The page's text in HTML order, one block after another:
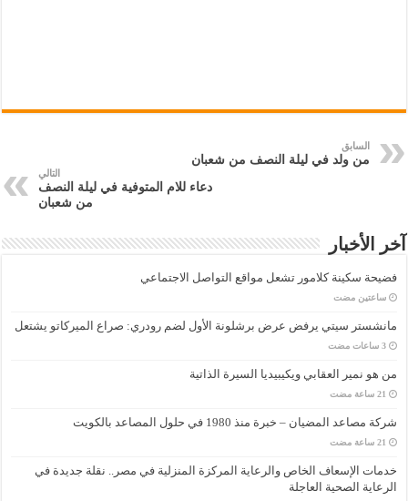
السابق
من ولد في ليلة النصف من شعبان
التالي
دعاء للام المتوفية في ليلة النصف
من شعبان
آخر الأخبار
فضيحة سكينة كلامور تشعل مواقع التواصل الاجتماعي
‏ساعتين مضت
مانشستر سيتي يرفض عرض برشلونة الأول لضم رودري: صراع الميركاتو يشتعل
‏3 ساعات مضت
من هو نمير العقابي ويكيبيديا السيرة الذاتية
شركة مصاعد المضيان – خبرة منذ 1980 في حلول المصاعد بالكويت
خدمات الإسعاف الخاص والرعاية المركزة المنزلية في مصر.. نقلة جديدة في
الرعاية الصحية العاجلة